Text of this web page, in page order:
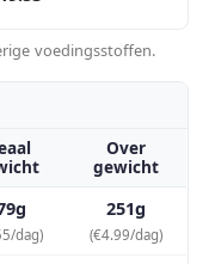
voedingsstoffen.
Over
gewicht
dag)
251g
(€4.99/dag)